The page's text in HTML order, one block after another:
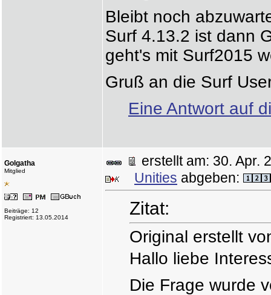
Bleibt noch
Surf 4.13.2 ist dann
geht's mit Surf2015
Gruß an die Surf
Eine Antwort auf
Golgatha
Mitglied
Beiträge: 12
Registriert: 13.05.2014
erstellt am: 30.
Unities abgeben:
Zitat:
Original erstellt
Hallo liebe
Die Frage wurde